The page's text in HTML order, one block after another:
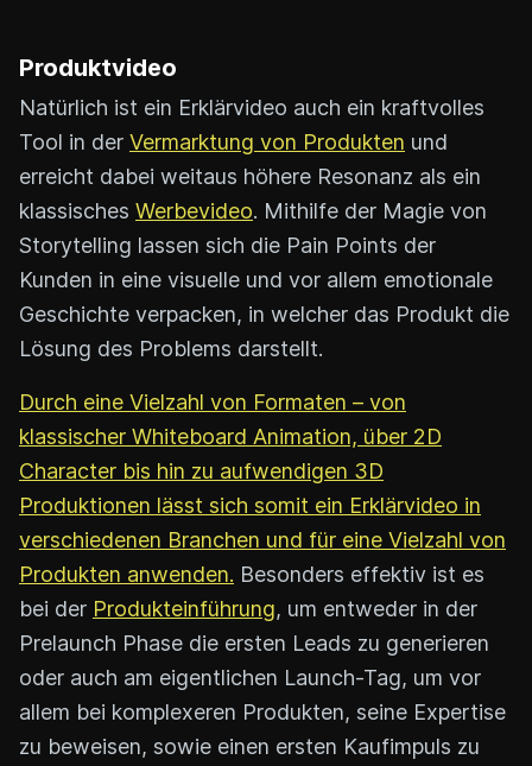
Produktvideo
Natürlich ist ein Erklärvideo auch ein kraftvolles
Tool in der Vermarktung von Produkten und
erreicht dabei weitaus höhere Resonanz als ein
klassisches Werbevideo. Mithilfe der Magie von
Storytelling lassen sich die Pain Points der
Kunden in eine visuelle und vor allem emotionale
Geschichte verpacken, in welcher das Produkt die
Lösung des Problems darstellt.
Durch eine Vielzahl von Formaten – von
klassischer Whiteboard Animation, über 2D
Character bis hin zu aufwendigen 3D
Produktionen lässt sich somit ein Erklärvideo in
verschiedenen Branchen und für eine Vielzahl von
Produkten anwenden. Besonders effektiv ist es
bei der Produkteinführung, um entweder in der
Prelaunch Phase die ersten Leads zu generieren
oder auch am eigentlichen Launch-Tag, um vor
allem bei komplexeren Produkten, seine Expertise
zu beweisen, sowie einen ersten Kaufimpuls zu